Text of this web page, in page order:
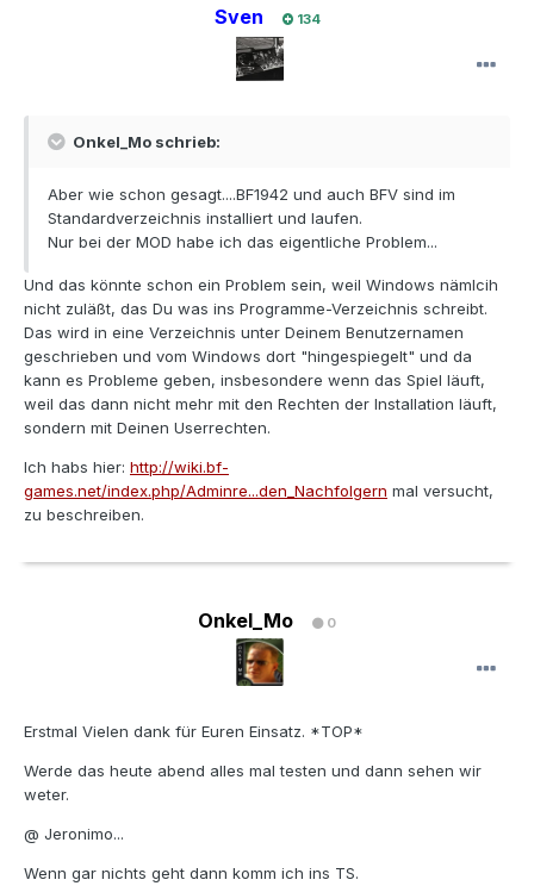
Sven 134
Onkel_Mo schrieb:
Aber wie schon gesagt....BF1942 und auch BFV sind im
Standardverzeichnis installiert und laufen.
Nur bei der MOD habe ich das eigentliche Problem...
Und das könnte schon ein Problem sein, weil Windows nämlcih
nicht zuläßt, das Du was ins Programme-Verzeichnis schreibt.
Das wird in eine Verzeichnis unter Deinem Benutzernamen
geschrieben und vom Windows dort "hingespiegelt" und da
kann es Probleme geben, insbesondere wenn das Spiel läuft,
weil das dann nicht mehr mit den Rechten der Installation läuft,
sondern mit Deinen Userrechten.
Ich habs hier: http://wiki.bf-
games.net/index.php/Adminre...den_Nachfolgern mal versucht,
zu beschreiben.
Onkel_Mo 0
Erstmal Vielen dank für Euren Einsatz. *TOP*
Werde das heute abend alles mal testen und dann sehen wir
weter.
@ Jeronimo...
Wenn gar nichts geht dann komm ich ins TS.